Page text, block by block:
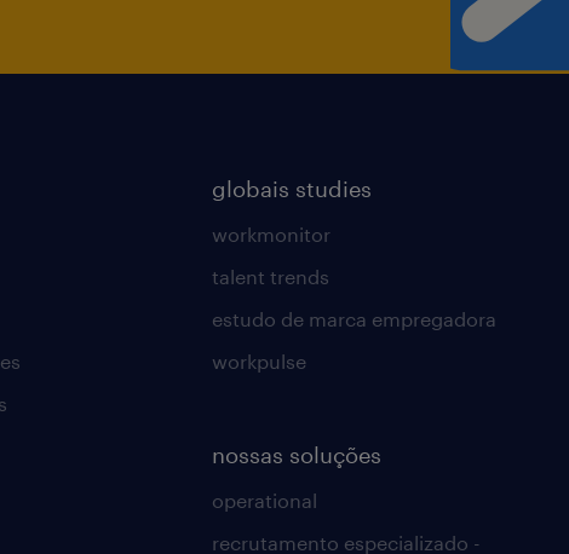
globais studies
workmonitor
talent trends
estudo de marca empregadora
workpulse
nossas soluções
operational
recrutamento especializado -